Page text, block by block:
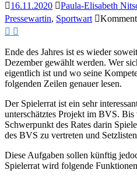
16.11.2020 Paula-Elisabeth
Pressewartin, Sportwart
Ende des Jahres ist es wieder
Dezember gewählt werden. Wer
eigentlich ist und wo seine
folgenden Zeilen genauer lesen.
Der Spielerrat ist ein sehr
unterschätztes Projekt im BVS.
Schwerpunkt des Rates darin
des BVS zu vertreten und
Diese Aufgaben sollen künftig
Spielerrat wird folgende